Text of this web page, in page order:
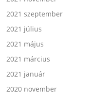
2021 szeptember
2021 július
2021 május
2021 március
2021 január
2020 november